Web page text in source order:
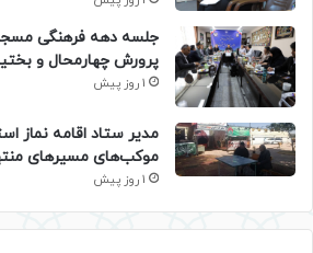
جلسه دهه فرهنگی
پرورش چهارمحال و
1 روز پیش
مدیر ستاد اقامه نماز
موکب‌های مسیرهای
1 روز پیش